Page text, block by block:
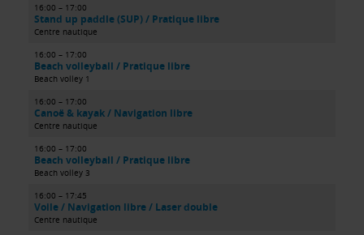
16:00 – 17:00
Stand up paddle (SUP) / Pratique libre
Centre nautique
16:00 – 17:00
Beach volleyball / Pratique libre
Beach volley 1
16:00 – 17:00
Canoë & kayak / Navigation libre
Centre nautique
16:00 – 17:00
Beach volleyball / Pratique libre
Beach volley 3
16:00 – 17:45
Voile / Navigation libre / Laser double
Centre nautique